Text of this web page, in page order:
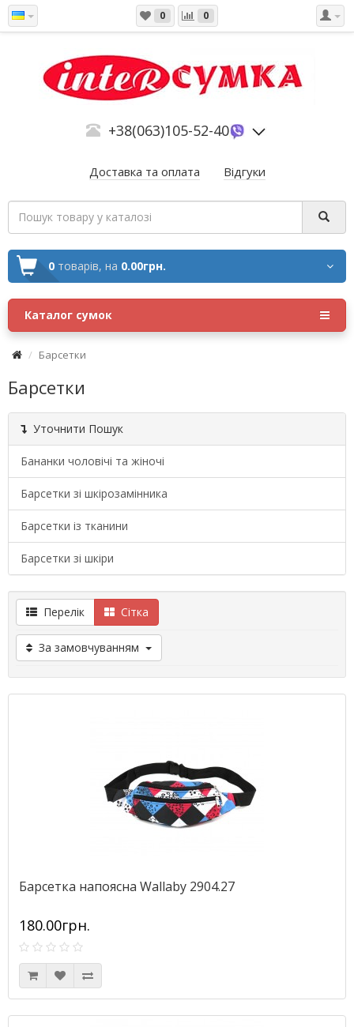
0 0
+38(063)105-52-40
Доставка та оплата Відгуки
0 товарів, на 0.00грн.
Каталог сумок
Барсетки
Барсетки
Уточнити Пошук
Бананки чоловічі та жіночі
Барсетки зі шкірозамінника
Барсетки із тканини
Барсетки зі шкіри
Перелік Сітка
За замовчуванням
Барсетка напоясна Wallaby 2904.27
180.00грн.